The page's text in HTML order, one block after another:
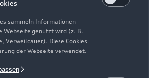
sammeln Informationen
Webseite genutzt wird (z. B.
Verweildauer). Diese Cookies
der Webseite verwendet.
EU Data Act
Tochtergesellschaften der
„Volkswagen Financial Services“